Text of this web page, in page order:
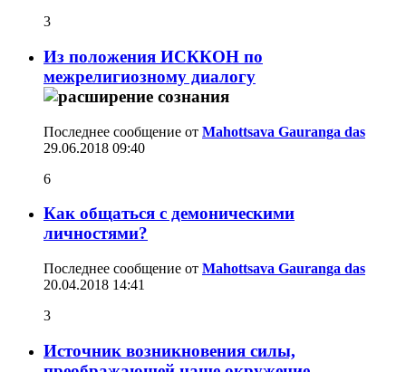
3
Из положения ИСККОН по
межрелигиозному диалогу
Последнее сообщение от Mahottsava Gauranga das
29.06.2018 09:40
6
Как общаться с демоническими
личностями?
Последнее сообщение от Mahottsava Gauranga das
20.04.2018 14:41
3
Источник возникновения силы,